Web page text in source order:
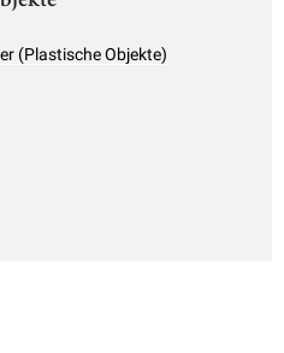
(Plastische Objekte)